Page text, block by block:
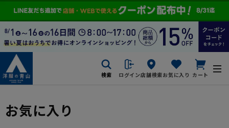
検索 ログイン店舗検索お気に入り カート
お気に入り